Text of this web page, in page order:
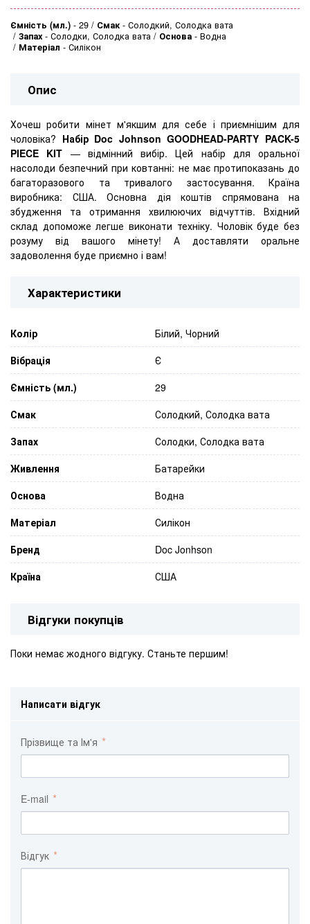
Ємність (мл.) - 29 Смак - Солодкий, Солодка вата
Запах - Солодки, Солодка вата Основа - Водна
Матеріал - Силікон
Опис
Хочеш робити мінет м'якшим для себе і приємнішим для
чоловіка? Набір Doc Johnson GOODHEAD-PARTY PACK-5
PIECE KIT — відмінний вибір. Цей набір для оральної
насолоди безпечний при ковтанні: не має протипоказань до
багаторазового та тривалого застосування. Країна
виробника: США. Основна дія коштів спрямована на
збудження та отримання хвилюючих відчуттів. Вхідний
склад допоможе легше виконати техніку. Чоловік буде без
розуму від вашого мінету! А доставляти оральне
задоволення буде приємно і вам!
Характеристики
Колір
Білий, Чорний
Вібрація
Є
Ємність (мл.)
29
Смак
Солодкий, Солодка вата
Запах
Солодки, Солодка вата
Живлення
Батарейки
Основа
Водна
Матеріал
Силікон
Бренд
Doc Jonhson
Країна
США
Відгуки покупців
Поки немає жодного відгуку. Станьте першим!
Написати відгук
Прізвище та Ім'я
E-mail
Відгук